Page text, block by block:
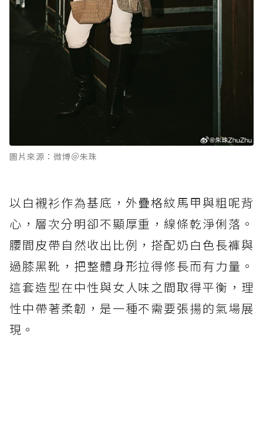
圖片來源：微博＠朱珠
以白襯衫作為基底，外疊格紋馬甲與粗呢背
心，層次分明卻不顯厚重，線條乾淨俐落。
腰間皮帶自然收出比例，搭配奶白色長褲與
過膝黑靴，把整體身形拉得修長而有力量。
這套造型在中性與女人味之間取得平衡，理
性中帶著柔韌，是一種不需要張揚的氣場展
現。